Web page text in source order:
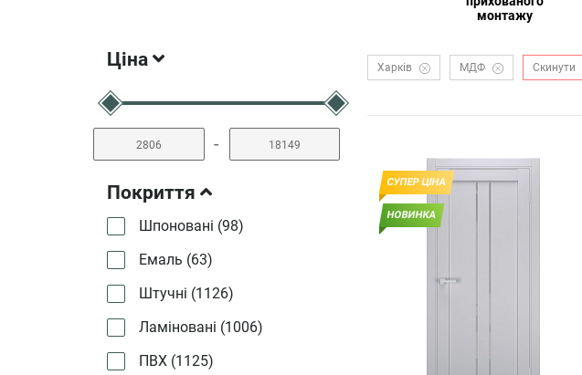
монтажу
Ціна
-
Покриття
Шпоновані (98)
Емаль (63)
Штучні (1126)
Ламіновані (1006)
ПВХ (1125)
Харків МДФ Скинути
СУПЕР ЦІНА
НОВИНКА